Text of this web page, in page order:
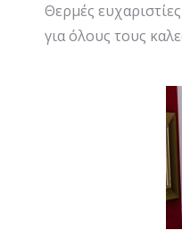
Θερμές
για όλους τους